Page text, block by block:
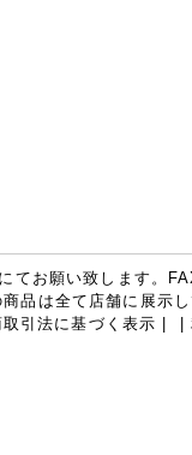
てお願い致します。
品は全て店舗に展示
引法に基づく表示 |